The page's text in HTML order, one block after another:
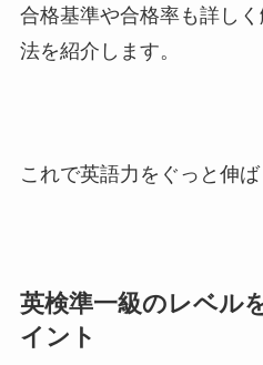
合格基準や合格率も詳し
法を紹介します。
これで英語力をぐっと伸ば
英検準一級のレベル
イント